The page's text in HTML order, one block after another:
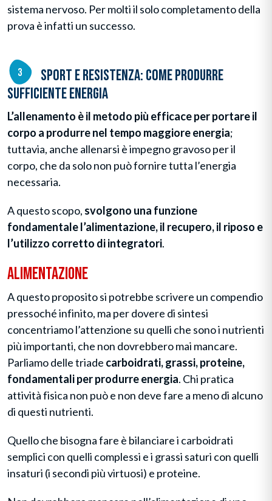
sistema nervoso. Per molti il solo completamento della
prova è infatti un successo.
Sport e resistenza: come produrre
sufficiente energia
L’allenamento è il metodo più efficace per portare il
corpo a produrre nel tempo maggiore energia;
tuttavia, anche allenarsi è impegno gravoso per il
corpo, che da solo non può fornire tutta l’energia
necessaria.
A questo scopo, svolgono una funzione
fondamentale l’alimentazione, il recupero, il riposo e
l’utilizzo corretto di integratori.
Alimentazione
A questo proposito si potrebbe scrivere un compendio
pressoché infinito, ma per dovere di sintesi
concentriamo l’attenzione su quelli che sono i nutrienti
più importanti, che non dovrebbero mai mancare.
Parliamo delle triade carboidrati, grassi, proteine,
fondamentali per produrre energia. Chi pratica
attività fisica non può e non deve fare a meno di alcuno
di questi nutrienti.
Quello che bisogna fare è bilanciare i carboidrati
semplici con quelli complessi e i grassi saturi con quelli
insaturi (i secondi più virtuosi) e proteine.